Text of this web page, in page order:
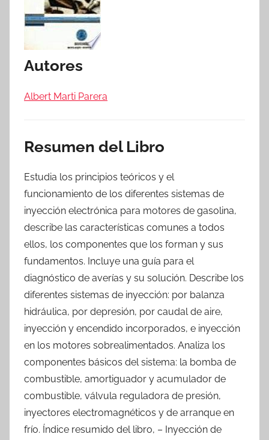
Autores
Albert Marti Parera
Resumen del Libro
Estudia los principios teóricos y el
funcionamiento de los diferentes sistemas de
inyección electrónica para motores de gasolina,
describe las características comunes a todos
ellos, los componentes que los forman y sus
fundamentos. Incluye una guía para el
diagnóstico de averías y su solución. Describe los
diferentes sistemas de inyección: por balanza
hidráulica, por depresión, por caudal de aire,
inyección y encendido incorporados, e inyección
en los motores sobrealimentados. Analiza los
componentes básicos del sistema: la bomba de
combustible, amortiguador y acumulador de
combustible, válvula reguladora de presión,
inyectores electromagnéticos y de arranque en
frío. Índice resumido del libro, – Inyección de